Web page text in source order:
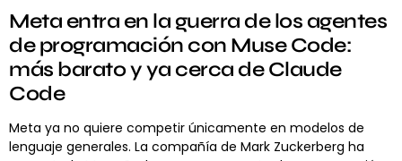
Meta entra en la guerra de los agentes
de programación con Muse Code:
más barato y ya cerca de Claude
Code
Meta ya no quiere competir únicamente en modelos de
lenguaje generales. La compañía de Mark Zuckerberg ha